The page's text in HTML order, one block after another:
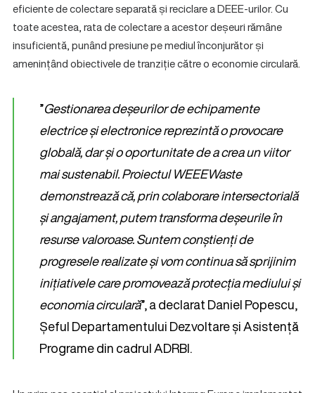
eficiente de colectare separată și reciclare a DEEE-urilor. Cu
toate acestea, rata de colectare a acestor deșeuri rămâne
insuficientă, punând presiune pe mediul înconjurător și
amenințând obiectivele de tranziție către o economie circulară.
”Gestionarea deșeurilor de echipamente
electrice și electronice reprezintă o provocare
globală, dar și o oportunitate de a crea un viitor
mai sustenabil. Proiectul WEEEWaste
demonstrează că, prin colaborare intersectorială
și angajament, putem transforma deșeurile în
resurse valoroase. Suntem conștienți de
progresele realizate și vom continua să sprijinim
inițiativele care promovează protecția mediului și
economia circulară”, a declarat Daniel Popescu,
Șeful Departamentului Dezvoltare și Asistență
Programe din cadrul ADRBI.